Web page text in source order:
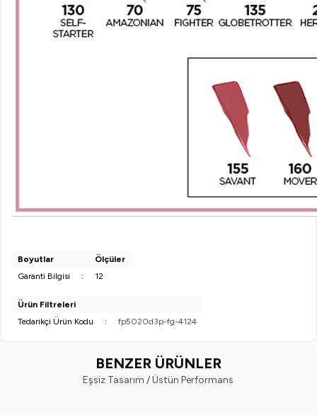
Boyutlar
Ölçüler
Garanti Bilgisi
: 12
Ürün Filtreleri
Tedarikçi Ürün Kodu
: fp5020d3p-fg-4124
BENZER ÜRÜNLER
Eşsiz Tasarım / Üstün Performans